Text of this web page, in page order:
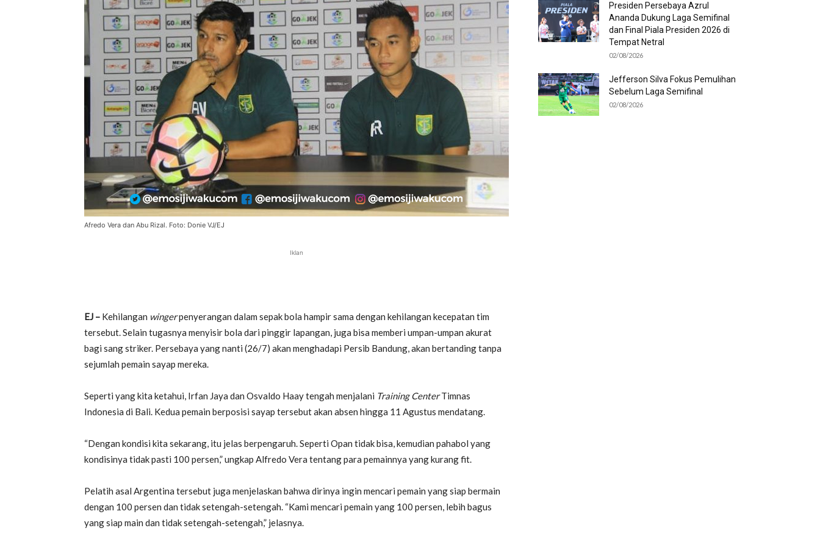
Afredo Vera dan Abu Rizal. Foto: Donie VJ/EJ
Iklan
EJ – Kehilangan wingerpenyerangan dalam sepak bola hampir sama dengan kehilangan kecepatan tim
tersebut. Selain tugasnya menyisir bola dari pinggir lapangan, juga bisa memberi umpan-umpan akurat
bagi sang striker. Persebaya yang nanti (26/7) akan menghadapi Persib Bandung, akan bertanding tanpa
sejumlah pemain sayap mereka.
Seperti yang kita ketahui, Irfan Jaya dan Osvaldo Haay tengah menjalani Training CenterTimnas
Indonesia di Bali. Kedua pemain berposisi sayap tersebut akan absen hingga 11 Agustus mendatang.
“Dengan kondisi kita sekarang, itu jelas berpengaruh. Seperti Opan tidak bisa, kemudian pahabol yang
kondisinya tidak pasti 100 persen,” ungkap Alfredo Vera tentang para pemainnya yang kurang fit.
Pelatih asal Argentina tersebut juga menjelaskan bahwa dirinya ingin mencari pemain yang siap bermain
dengan 100 persen dan tidak setengah-setengah. “Kami mencari pemain yang 100 persen, lebih bagus
yang siap main dan tidak setengah-setengah,” jelasnya.
Presiden Persebaya Azrul
Ananda Dukung Laga Semifinal
dan Final Piala Presiden 2026 di
Tempat Netral
02/08/2026
Jefferson Silva Fokus Pemulihan
Sebelum Laga Semifinal
02/08/2026